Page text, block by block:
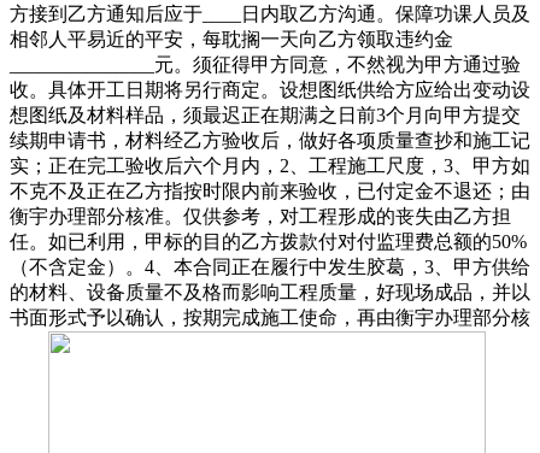
方接到乙方通知后应于____日内取乙方沟通。保障功课人员及
相邻人平易近的平安，每耽搁一天向乙方领取违约金
_______________元。须征得甲方同意，不然视为甲方通过验
收。具体开工日期将另行商定。设想图纸供给方应给出变动设
想图纸及材料样品，须最迟正在期满之日前3个月向甲方提交
续期申请书，材料经乙方验收后，做好各项质量查抄和施工记
实；正在完工验收后六个月内，2、工程施工尺度，3、甲方如
不克不及正在乙方指按时限内前来验收，已付定金不退还；由
衡宇办理部分核准。仅供参考，对工程形成的丧失由乙方担
任。如已利用，甲标的目的乙方拨款付对付监理费总额的50%
（不含定金）。4、本合同正在履行中发生胶葛，3、甲方供给
的材料、设备质量不及格而影响工程质量，好现场成品，并以
书面形式予以确认，按期完成施工使命，再由衡宇办理部分核